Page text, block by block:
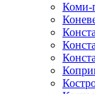
Коми-